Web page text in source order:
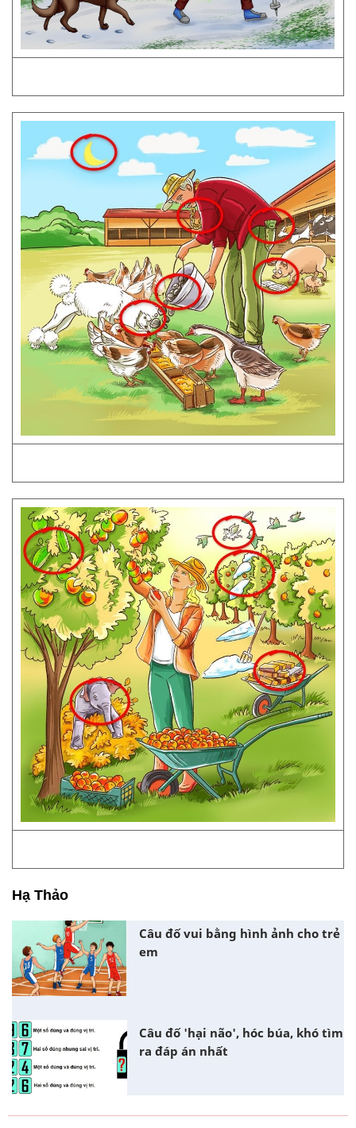
Hạ Thảo
Câu đố vui bằng hình ảnh cho trẻ
em
Câu đố 'hại não', hóc búa, khó tìm
ra đáp án nhất